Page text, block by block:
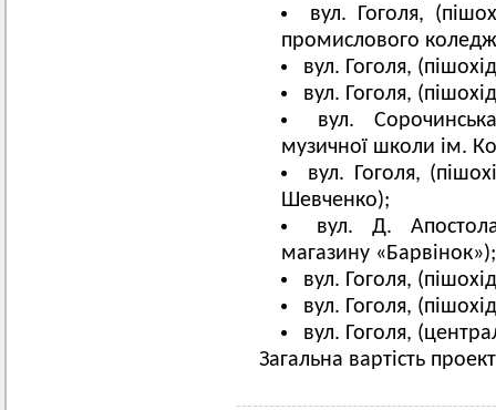
вул. Гоголя,
промислового
вул. Гоголя,
вул. Гоголя,
вул.
музичної школи ім.
вул. Гоголя,
Шевченко);
вул. Д.
магазину «Барвінок»);
вул. Гоголя,
вул. Гоголя,
вул. Гоголя,
Загальна вартість